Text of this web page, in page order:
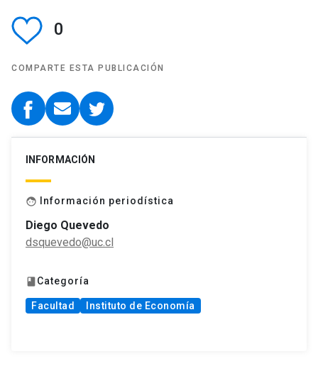
0
COMPARTE ESTA PUBLICACIÓN
INFORMACIÓN
face Información periodística
Diego Quevedo
dsquevedo@uc.cl
book Categoría
Facultad Instituto de Economía